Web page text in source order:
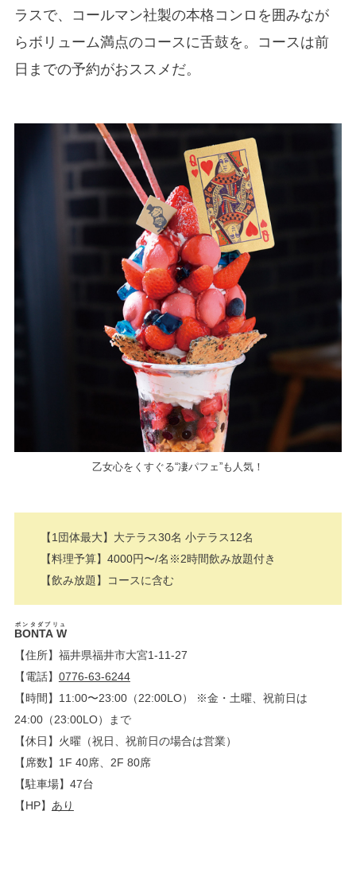
ラスで、コールマン社製の本格コンロを囲みなが
らボリューム満点のコースに舌鼓を。コースは前
日までの予約がおススメだ。
乙女心をくすぐる“凄パフェ”も人気！
【1団体最大】大テラス30名 小テラス12名
【料理予算】4000円〜/名※2時間飲み放題付き
【飲み放題】コースに含む
BONTA W
ボンタダブリュ
【住所】福井県福井市大宮1-11-27
【電話】 0776-63-6244
【時間】11:00〜23:00（22:00LO） ※金・土曜、祝前日は
24:00（23:00LO）まで
【休日】火曜（祝日、祝前日の場合は営業）
【席数】1F 40席、2F 80席
【駐車場】47台
【HP】 あり